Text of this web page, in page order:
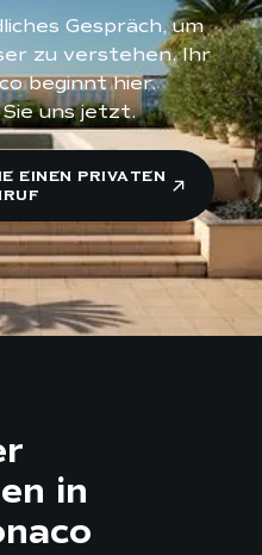
Gespräch, um
zu verstehen. Ihr
beginnt hier.
uns jetzt.
einen privaten
in